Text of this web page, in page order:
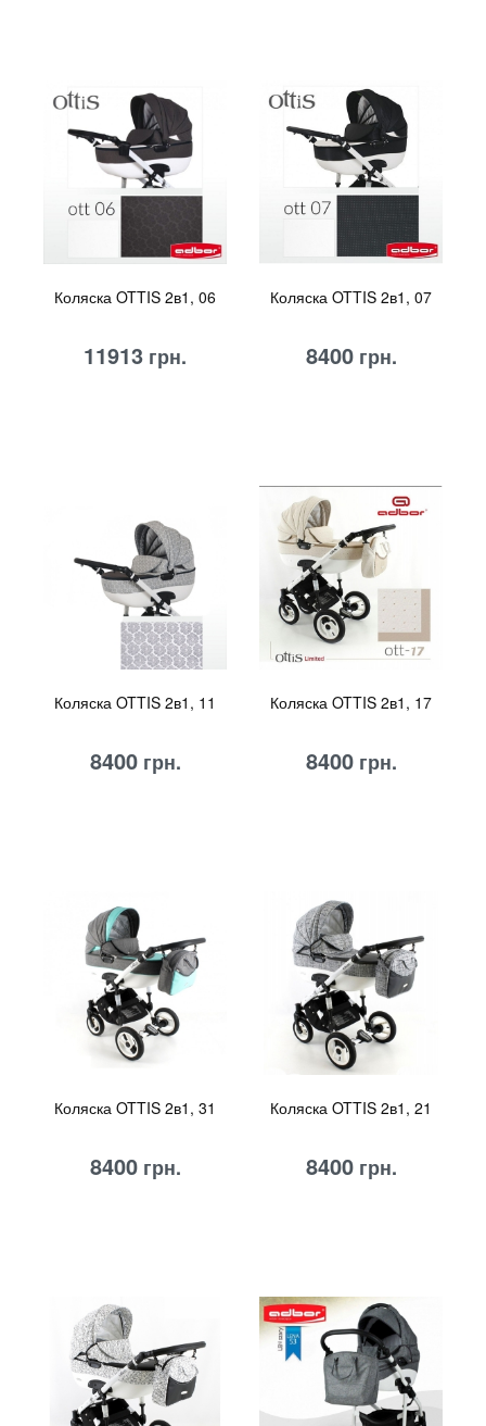
Коляска OTTIS 2в1, 06
11913 грн.
Коляска OTTIS 2в1, 07
8400грн.
Коляска OTTIS 2в1, 11
8400грн.
Коляска OTTIS 2в1, 17
8400грн.
Коляска OTTIS 2в1, 31
8400грн.
Коляска OTTIS 2в1, 21
8400грн.